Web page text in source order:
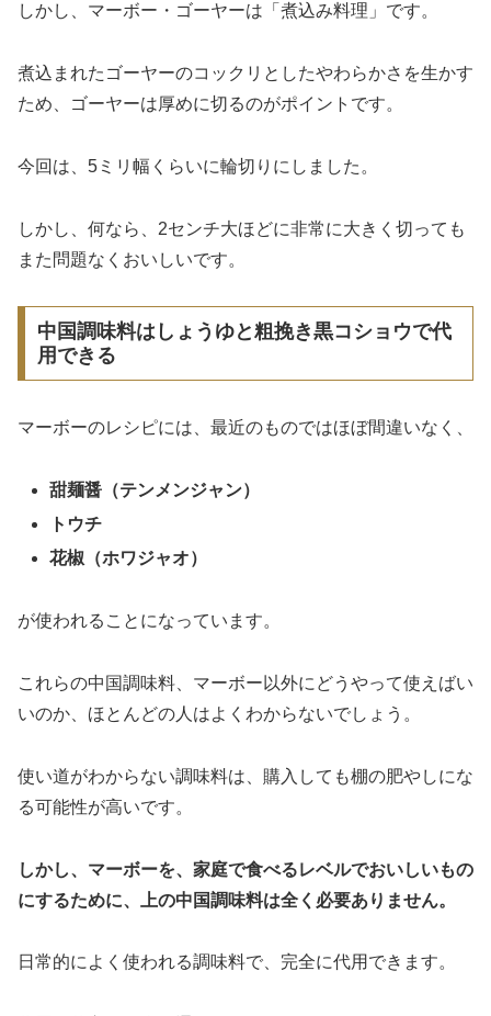
しかし、マーボー・ゴーヤーは「煮込み料理」です。
煮込まれたゴーヤーのコックリとしたやわらかさを生かす
ため、ゴーヤーは厚めに切るのがポイントです。
今回は、5ミリ幅くらいに輪切りにしました。
しかし、何なら、2センチ大ほどに非常に大きく切っても
また問題なくおいしいです。
中国調味料はしょうゆと粗挽き黒コショウで代
用できる
マーボーのレシピには、最近のものではほぼ間違いなく、
甜麺醤（テンメンジャン）
トウチ
花椒（ホワジャオ）
が使われることになっています。
これらの中国調味料、マーボー以外にどうやって使えばい
いのか、ほとんどの人はよくわからないでしょう。
使い道がわからない調味料は、購入しても棚の肥やしにな
る可能性が高いです。
しかし、マーボーを、家庭で食べるレベルでおいしいもの
にするために、上の中国調味料は全く必要ありません。
日常的によく使われる調味料で、完全に代用できます。